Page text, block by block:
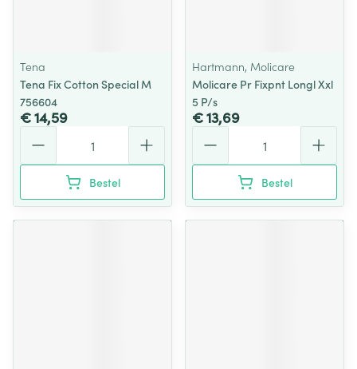
Tena
Tena Fix Cotton Special M
756604
€ 14,59
Bestel
Hartmann, Molicare
Molicare Pr Fixpnt Longl Xxl
5 P/s
€ 13,69
Bestel